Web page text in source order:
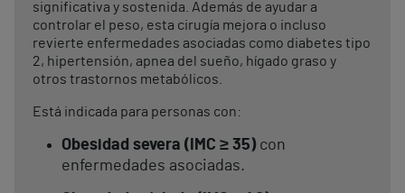
significativa y sostenida. Además de ayudar a
controlar el peso, esta cirugía mejora o incluso
revierte enfermedades asociadas como diabetes tipo
2, hipertensión, apnea del sueño, hígado graso y
otros trastornos metabólicos.
Está indicada para personas con:
Obesidad severa (IMC ≥ 35) con
enfermedades asociadas.